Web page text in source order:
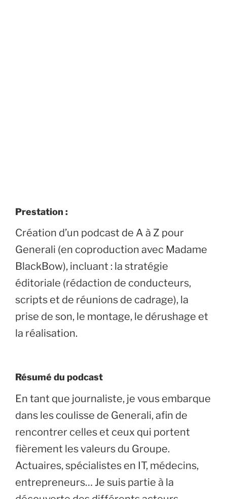
Prestation :
Création d’un podcast de A à Z pour
Generali (en coproduction avec Madame
BlackBow), incluant : la stratégie
éditoriale (rédaction de conducteurs,
scripts et de réunions de cadrage), la
prise de son, le montage, le dérushage et
la réalisation.
Résumé du podcast
En tant que journaliste, je vous embarque
dans les coulisse de Generali, afin de
rencontrer celles et ceux qui portent
fièrement les valeurs du Groupe.
Actuaires, spécialistes en IT, médecins,
entrepreneurs… Je suis partie à la